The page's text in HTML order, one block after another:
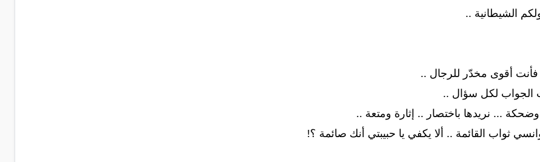
الشيطانية ..
أقوى مخدّر للرجال ..
الجواب لكل سؤال ..
... نريدها باختصار .. إثارة ومتعة ..
ثواب القائمة .. ألا يكفي يا حبيبتي أنك صائمة ؟!